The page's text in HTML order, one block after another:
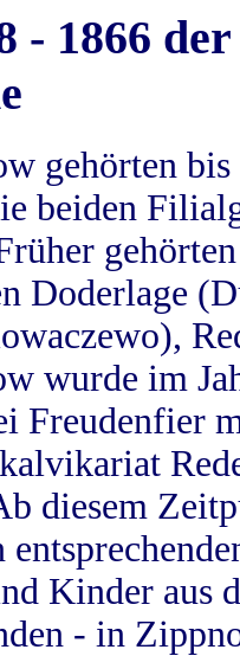
- 1866
gehörten
beiden
Doderlage
wurde im
Freudenfier
diesem
Kinder aus
- in